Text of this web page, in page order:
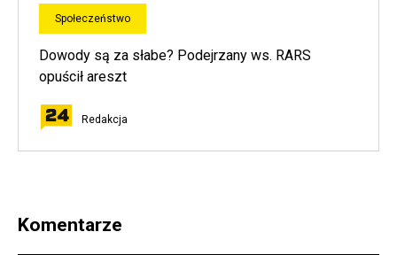
Społeczeństwo
Dowody są za słabe? Podejrzany ws. RARS
opuścił areszt
Redakcja
Komentarze